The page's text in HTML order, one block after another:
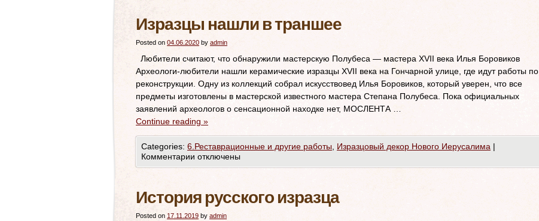
Изразцы нашли в траншее
Posted on 04.06.2020 by admin
Любители считают, что обнаружили мастерскую Полубеса — мастера XVII века Илья Боровиков
Археологи-любители нашли керамические изразцы XVII века на Гончарной улице, где идут работы по
реконструкции. Одну из коллекций собрал искусствовед Илья Боровиков, который уверен, что все
предметы изготовлены в мастерской известного мастера Степана Полубеса. Пока официальных
заявлений археологов о сенсационной находке нет, МОСЛЕНТА …
Continue reading »
Categories: 6.Реставрационные и другие работы Изразцовый декор Нового Иерусалима |
Комментарии отключены
История русского изразца
Posted on 17.11.2019 by admin